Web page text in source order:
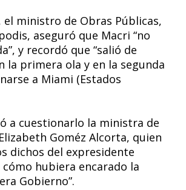
el ministro de Obras Públicas,
aseguró que Macri “no
y recordó que “salió de
la primera ola y en la segunda
a Miami (Estados
a cuestionarlo la ministra de
Goméz Alcorta, quien
dichos del expresidente
hubiera encarado la
Gobierno”.